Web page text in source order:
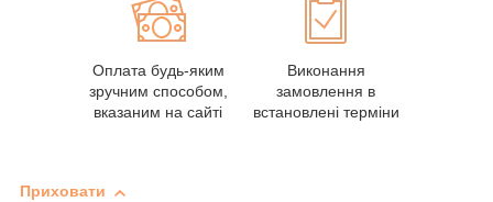
Оплата будь-яким
зручним способом,
вказаним на сайті
Виконання
замовлення в
встановлені терміни
Приховати